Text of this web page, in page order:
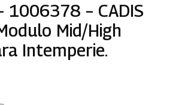
1006378 – CADIS
Mid/High
Intemperie.